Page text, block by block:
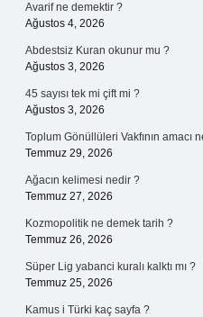
Avarif ne demektir ?
Ağustos 4, 2026
Abdestsiz Kuran okunur mu ?
Ağustos 3, 2026
45 sayısı tek mi çift mi ?
Ağustos 3, 2026
Toplum Gönüllüleri Vakfının amacı
Temmuz 29, 2026
Ağacın kelimesi nedir ?
Temmuz 27, 2026
Kozmopolitik ne demek tarih ?
Temmuz 26, 2026
Süper Lig yabanci kuralı kalktı mı ?
Temmuz 25, 2026
Kamus i Türki kaç sayfa ?